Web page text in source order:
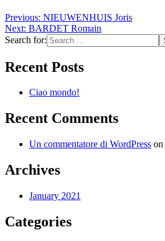
Previous: NIEUWENHUIS Joris
Next: BARDET Romain
Search for:
Recent Posts
Ciao mondo!
Recent Comments
Un commentatore di WordPress on
Archives
January 2021
Categories